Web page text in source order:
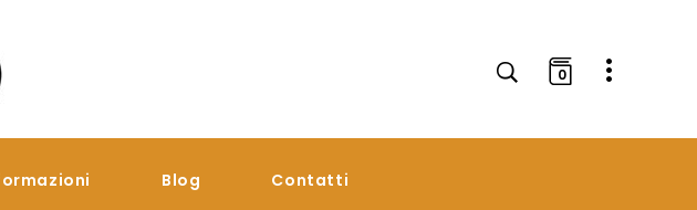
0
Blog Contatti